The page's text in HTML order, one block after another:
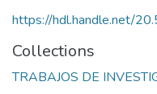
https://hdl.handle.net/
Collections
TRABAJOS DE